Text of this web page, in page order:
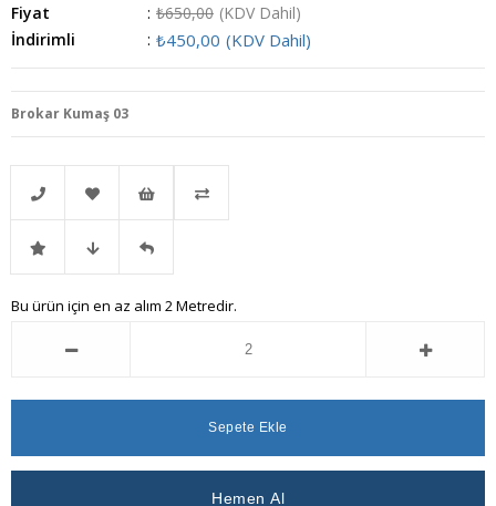
Fiyat
: ₺650,00 (KDV Dahil)
İndirimli
: ₺450,00 (KDV Dahil)
Brokar Kumaş 03
Telefonla
Sipariş
Favorilere
Ekle
İstek
Listeme
İndirimli Fiyat
Ver
Gelince
Bu ürün için en az alım 2 Metredir.